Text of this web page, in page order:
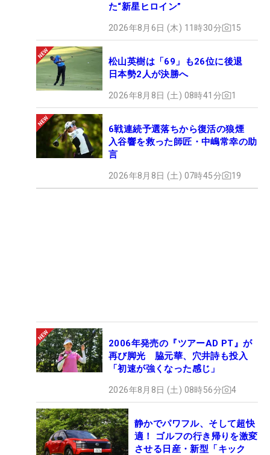
た“新星ヒロイン”
2026年8月6日 (木) 11時30分 15
松山英樹は「69」も26位に後退
日本勢2人が決勝へ
2026年8月8日 (土) 08時41分 1
6戦連続予選落ちから復活の狼煙
入谷響を救った師匠・中嶋常幸の助
言
2026年8月8日 (土) 07時45分 19
2006年発売の『ツアーAD PT』が
再び脚光 脇元華、穴井詩も投入
「初速が強くなった感じ」
2026年8月8日 (土) 08時56分 4
静かでパワフル、そして超快
適！ ゴルフの行き帰りを激変
させる日産・新型「キック